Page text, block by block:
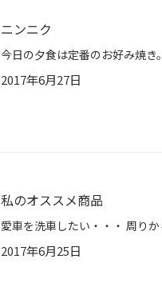
ニンニク
2017年6月27日
私のオススメ商品
2017年6月25日